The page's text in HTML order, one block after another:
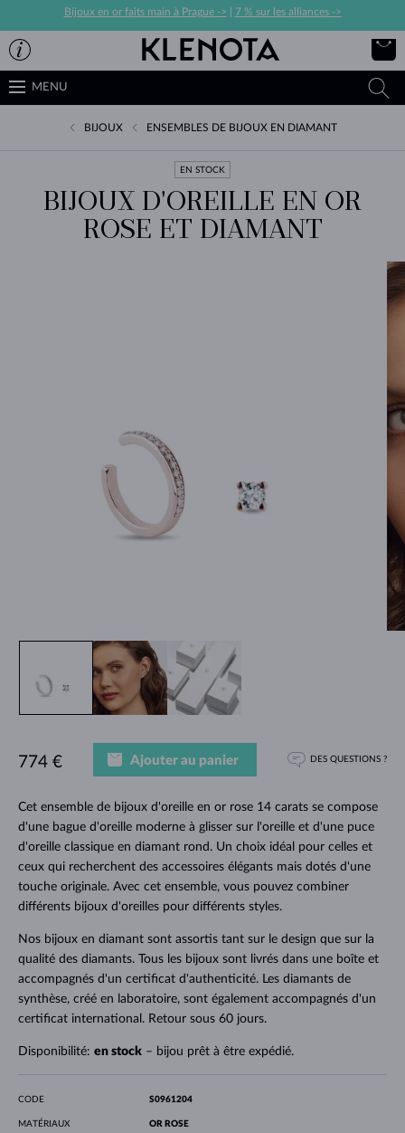
Bijoux en or faits main à Prague -> 7 % sur les alliances ->
MENU
BIJOUX ENSEMBLES DE BIJOUX EN DIAMANT
EN STOCK
BIJOUX D'OREILLE EN OR
ROSE ET DIAMANT
Cet ensemble de bijoux d'oreille en or rose 14 carats se compose
d'une bague d'oreille moderne à glisser sur l'oreille et d'une puce
d'oreille classique en diamant rond. Un choix idéal pour celles et
ceux qui recherchent des accessoires élégants mais dotés d'une
touche originale. Avec cet ensemble, vous pouvez combiner
différents bijoux d'oreilles pour différents styles.
Nos bijoux en diamant sont assortis tant sur le design que sur la
qualité des diamants. Tous les bijoux sont livrés dans une boîte et
accompagnés d'un certificat d'authenticité. Les diamants de
synthèse, créé en laboratoire, sont également accompagnés d'un
certificat international. Retour sous 60 jours.
Disponibilité: en stock– bijou prêt à être expédié.
774 € Ajouter au panier DES QUESTIONS ?
CODE S0961204
MATÉRIAUX
OR ROSE